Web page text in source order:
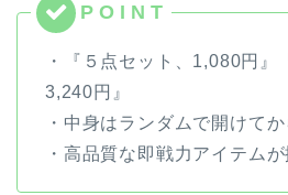
・『５点セット、1,080円』
3,240円』
・中身はランダムで開けて
・高品質な即戦力アイテム